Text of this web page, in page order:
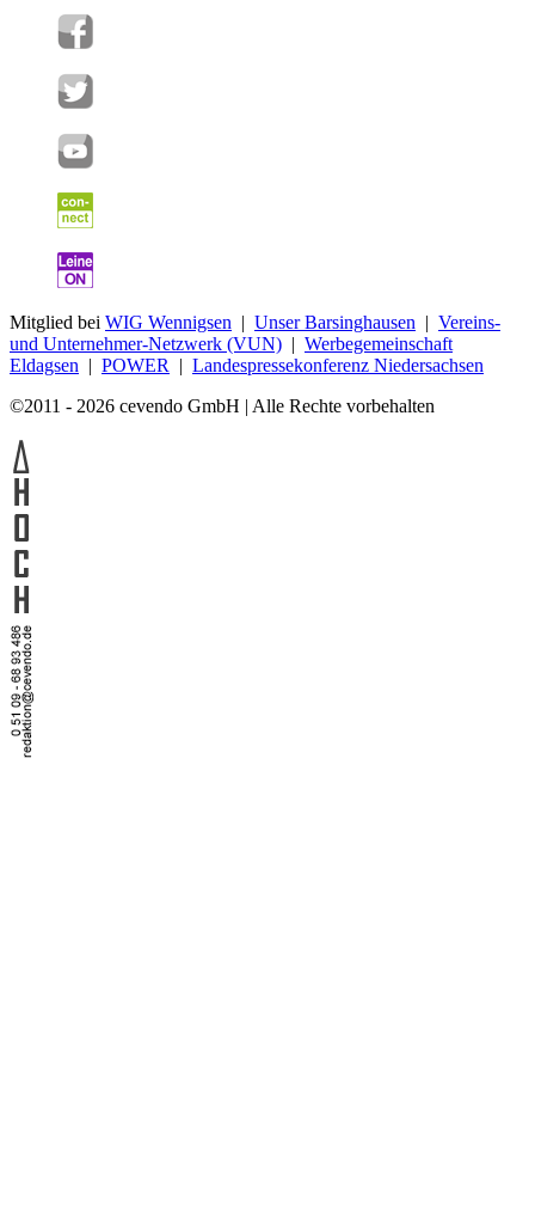
Mitglied bei WIG Wennigsen | Unser Barsinghausen | Vereins-
und Unternehmer-Netzwerk (VUN) | Werbegemeinschaft
Eldagsen | POWER | Landespressekonferenz Niedersachsen
©2011 - 2026 cevendo GmbH | Alle Rechte vorbehalten